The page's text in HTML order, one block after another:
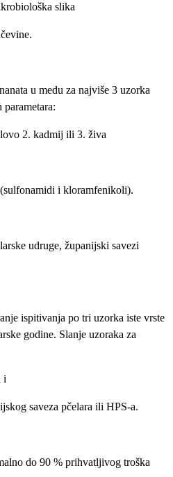
slika
u medu za najviše 3 uzorka
2. kadmij ili 3. živa
i kloramfenikoli).
udruge, županijski savezi
ispitivanja po tri uzorka iste vrste
godine. Slanje uzoraka za
i
saveza pčelara ili HPS-a.
do 90 % prihvatljivog troška